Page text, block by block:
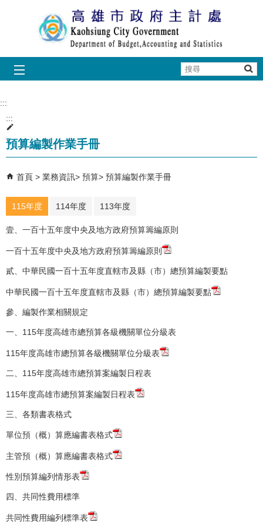
搜
尋
:::
:::
預算編製作業手冊
首頁 業務資訊 預算 預算編製作業手冊
115年度 114年度 113年度
壹、一百十五年度中央及地方政府預算籌編原則
一百十五年度中央及地方政府預算籌編原則
貳、中華民國一百十五年度直轄市及縣（市）總預算編製要點
中華民國一百十五年度直轄市及縣（市）總預算編製要點
參、編製作業相關規定
一、115年度高雄市總預算各級機關單位分級表
115年度高雄市總預算各級機關單位分級表
二、115年度高雄市總預算案編製日程表
115年度高雄市總預算案編製日程表
三、各類書表格式
單位預（概）算應編書表格式
主管預（概）算應編書表格式
性別預算編列情形表
四、共同性費用標準
共同性費用編列標準表